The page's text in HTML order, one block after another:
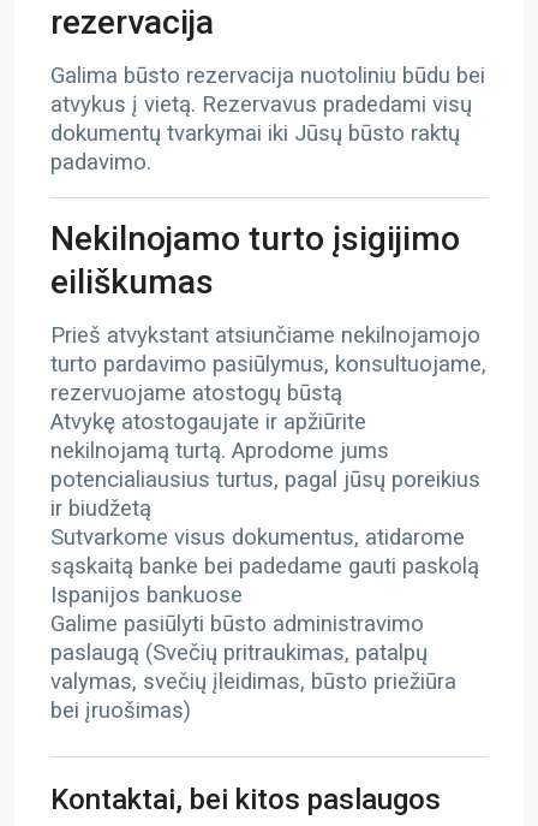
rezervacija
Galima būsto rezervacija nuotoliniu būdu bei
atvykus į vietą. Rezervavus pradedami visų
dokumentų tvarkymai iki Jūsų būsto raktų
padavimo.
Nekilnojamo turto įsigijimo
eiliškumas
Prieš atvykstant atsiunčiame nekilnojamojo
turto pardavimo pasiūlymus, konsultuojame,
rezervuojame atostogų būstą
Atvykę atostogaujate ir apžiūrite
nekilnojamą turtą. Aprodome jums
potencialiausius turtus, pagal jūsų poreikius
ir biudžetą
Sutvarkome visus dokumentus, atidarome
sąskaitą banke bei padedame gauti paskolą
Ispanijos bankuose
Galime pasiūlyti būsto administravimo
paslaugą (Svečių pritraukimas, patalpų
valymas, svečių įleidimas, būsto priežiūra
bei įruošimas)
Kontaktai, bei kitos paslaugos